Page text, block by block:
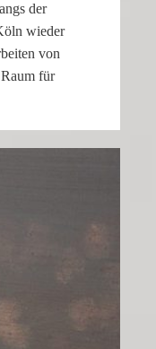
der
wieder
von
für